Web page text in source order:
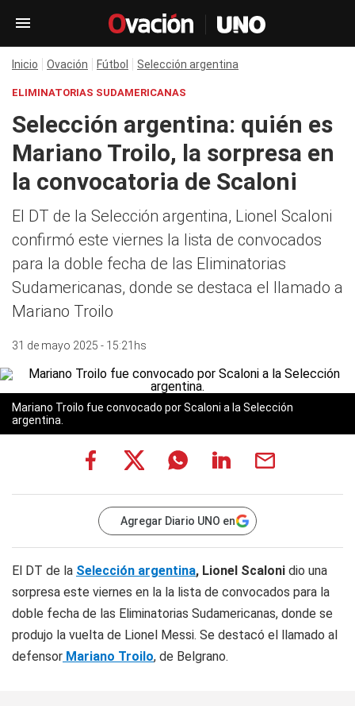
Inicio Ovación Fútbol Selección argentina
ELIMINATORIAS SUDAMERICANAS
Selección argentina: quién es
Mariano Troilo, la sorpresa en
la convocatoria de Scaloni
El DT de la Selección argentina, Lionel Scaloni
confirmó este viernes la lista de convocados
para la doble fecha de las Eliminatorias
Sudamericanas, donde se destaca el llamado a
Mariano Troilo
31 de mayo 2025 - 15:21hs
Mariano Troilo fue convocado por Scaloni a la Selección
argentina.
Agregar Diario UNO en
El DT de la Selección argentina, Lionel Scaloni dio una
sorpresa este viernes en la la lista de convocados para la
doble fecha de las Eliminatorias Sudamericanas, donde se
produjo la vuelta de Lionel Messi. Se destacó el llamado al
defensor Mariano Troilo, de Belgrano.